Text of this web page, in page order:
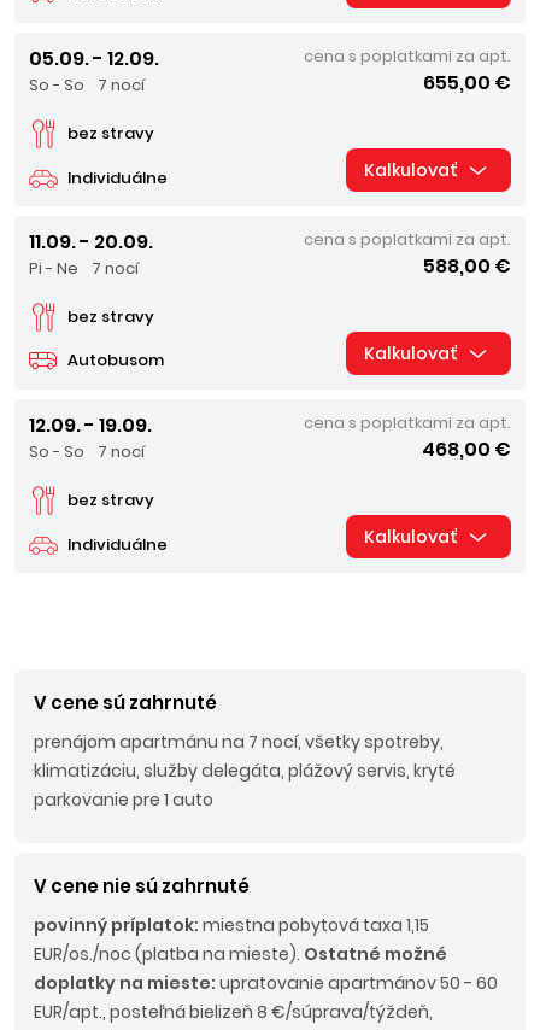
05.09. - 12.09.
So - So 7 nocí
Individuálne
bez stravy
cena s poplatkami za apt.
655,00 €
Kalkulovať
11.09. - 20.09.
Pi - Ne 7 nocí
Autobusom
bez stravy
cena s poplatkami za apt.
588,00 €
Kalkulovať
12.09. - 19.09.
So - So 7 nocí
Individuálne
bez stravy
cena s poplatkami za apt.
468,00 €
Kalkulovať
V cene sú zahrnuté
prenájom apartmánu na 7 nocí, všetky spotreby,
klimatizáciu, služby delegáta, plážový servis, kryté
parkovanie pre 1 auto
V cene nie sú zahrnuté
povinný príplatok: miestna pobytová taxa 1,15
EUR/os./noc (platba na mieste). Ostatné možné
doplatky na mieste: upratovanie apartmánov 50 - 60
EUR/apt., posteľná bielizeň 8 €/súprava/týždeň,